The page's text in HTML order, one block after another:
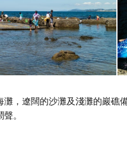
灘，遼闊的沙灘及淺灘的巖
。